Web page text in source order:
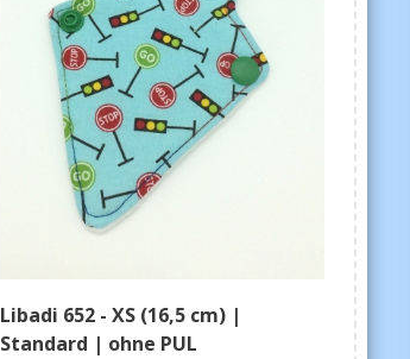
Libadi 652 - XS (16,5 cm) |
Standard | ohne PUL